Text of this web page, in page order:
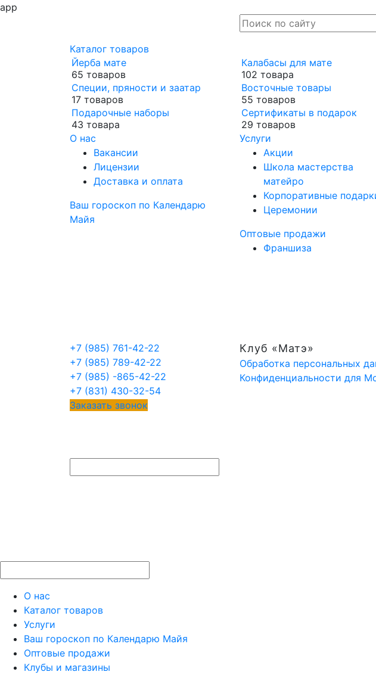
app
Каталог товаров
Йерба мате
65 товаров
Калабасы для мате
102 товара
Специи, пряности и заатар
17 товаров
Восточные товары
55 товаров
Подарочные наборы
43 товара
Сертификаты в подарок
29 товаров
О нас
Вакансии
Лицензии
Доставка и оплата
Ваш гороскоп по Календарю
Майя
Услуги
Акции
Школа мастерства
матейро
Корпоративные
Церемонии
Оптовые продажи
Франшиза
+7 (985) 761-42-22
+7 (985) 789-42-22
+7 (985) -865-42-22
+7 (831) 430-32-54
Заказать звонок
Клуб «Матэ»
Обработка персональных
Конфиденциальности для
О нас
Каталог товаров
Услуги
Ваш гороскоп по Календарю Майя
Оптовые продажи
Клубы и магазины